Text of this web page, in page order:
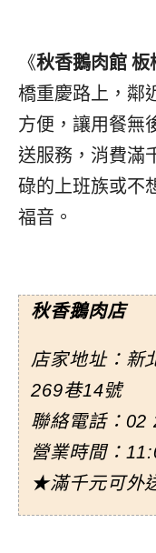
《秋香鵝肉館 板
橋重慶路上，鄰
方便，讓用餐無
送服務，消費滿
碌的上班族或不
福音。
秋香鵝肉店
店家地址：新
269巷14號
聯絡電話： 02
營業時間：
★滿千元可外